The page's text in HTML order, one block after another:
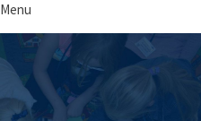
Menu